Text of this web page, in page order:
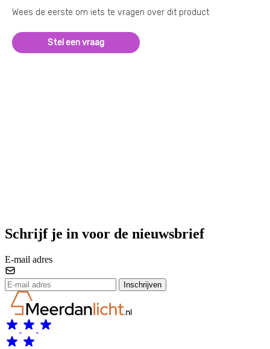
Wees de eerste om iets te vragen over dit product
Stel een vraag
Schrijf je in voor de nieuwsbrief
E-mail adres
Inschrijven